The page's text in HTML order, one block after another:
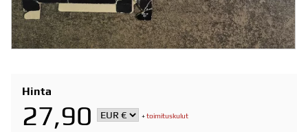
Hinta
27,90 +toimituskulut